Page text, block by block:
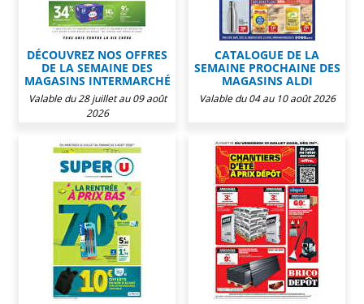
DÉCOUVREZ NOS OFFRES
DE LA SEMAINE DES
MAGASINS INTERMARCHÉ
Valable du 28 juillet au 09 août
2026
CATALOGUE DE LA
SEMAINE PROCHAINE DES
MAGASINS ALDI
Valable du 04 au 10 août 2026